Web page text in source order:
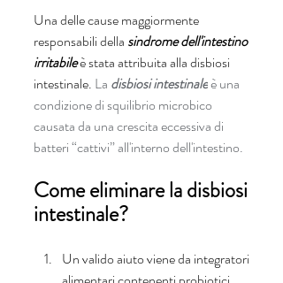
Una delle cause maggiormente
responsabili della sindrome dell'intestino
irritabile è stata attribuita alla disbiosi
intestinale. La disbiosi intestinale è una
condizione di squilibrio microbico
causata da una crescita eccessiva di
batteri “cattivi” all'interno dell'intestino.
Come eliminare la disbiosi
intestinale?
Un valido aiuto viene da integratori